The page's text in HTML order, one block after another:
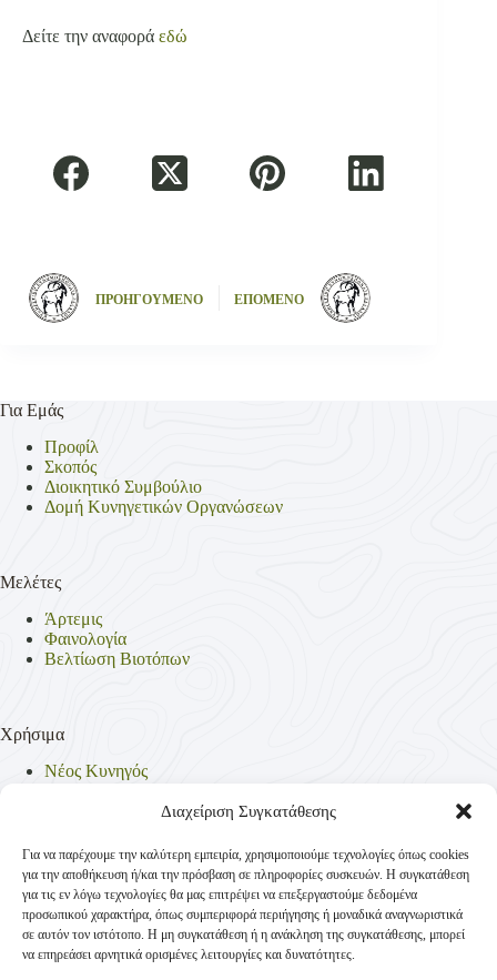
Διαχείριση Συγκατάθεσης
Για να παρέχουμε την καλύτερη εμπειρία, χρησιμοποιούμε τεχνολογίες όπως cookies
για την αποθήκευση ή/και την πρόσβαση σε πληροφορίες συσκευών. Η συγκατάθεση
για τις εν λόγω τεχνολογίες θα μας επιτρέψει να επεξεργαστούμε δεδομένα
προσωπικού χαρακτήρα, όπως συμπεριφορά περιήγησης ή μοναδικά αναγνωριστικά
σε αυτόν τον ιστότοπο. Η μη συγκατάθεση ή η ανάκληση της συγκατάθεσης, μπορεί
να επηρεάσει αρνητικά ορισμένες λειτουργίες και δυνατότητες.
Δείτε την αναφορά εδώ
ΠΡΟΗΓΟΥΜΕΝΟ ΕΠΟΜΕΝΟ
Για Εμάς
Προφίλ
Σκοπός
Διοικητικό Συμβούλιο
Δομή Κυνηγετικών Οργανώσεων
Μελέτες
Άρτεμις
Φαινολογία
Βελτίωση Βιοτόπων
Χρήσιμα
Νέος Κυνηγός
Νομοθεσία
Πολιτική Απορρήτου
Πολιτική Cookies (ΕΕ)
Επικοινωνία